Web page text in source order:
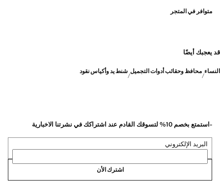
متوافر في المتجر
قد يعجبك أيضًا
النساء محافظ وحقائب أدوات التجميل شنط يد وأكياس نقود
-استمتع بخصم 10% لتسوقك القادم عند اشتراكك في نشرتنا الاخبارية
البريد الإلكتروني
اشترك الأن